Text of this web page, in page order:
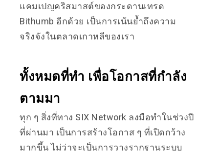
แคมเปญคริสมาสต์ของกระดานเทรด
Bithumb อีกด้วย เป็นการเน้นย้ำถึงความ
จริงจังในตลาดเกาหลีของเรา
ทั้งหมดที่ทำ เพื่อโอกาสที่กำลัง
ตามมา
ทุก ๆ สิ่งที่ทาง SIX Network ลงมือทำในช่วงปี
ที่ผ่านมา เป็นการสร้างโอกาส ๆ ที่เปิดกว้าง
มากขึ้น ไม่ว่าจะเป็นการวางรากฐานระบบ